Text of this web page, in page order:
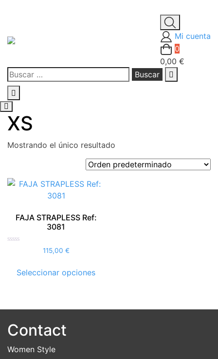
contenido
Mi cuenta
0
0,00 €
Buscar:
XS
Mostrando el único resultado
FAJA STRAPLESS Ref:
3081
115,00 €
Seleccionar opcionesproducto
variantes.
Contact
Women Style